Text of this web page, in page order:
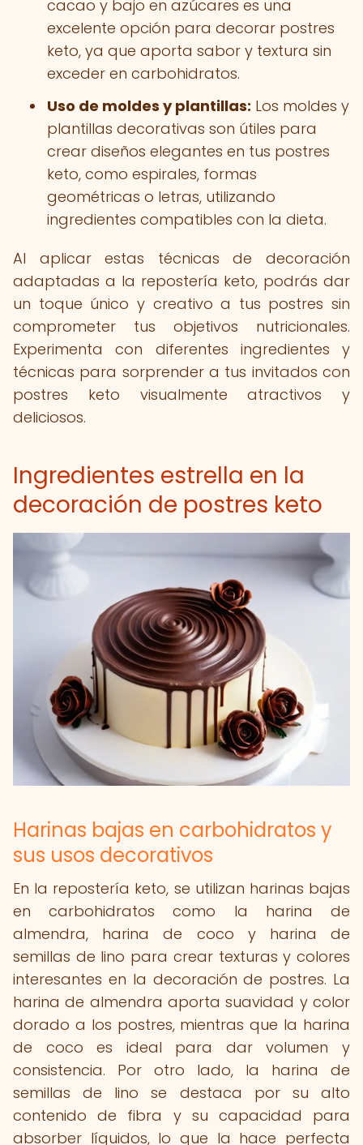
cacao y bajo en azúcares es una
excelente opción para decorar postres
keto, ya que aporta sabor y textura sin
exceder en carbohidratos.
Uso de moldes y plantillas: Los moldes y
plantillas decorativas son útiles para
crear diseños elegantes en tus postres
keto, como espirales, formas
geométricas o letras, utilizando
ingredientes compatibles con la dieta.
Al aplicar estas técnicas de decoración
adaptadas a la repostería keto, podrás dar
un toque único y creativo a tus postres sin
comprometer tus objetivos nutricionales.
Experimenta con diferentes ingredientes y
técnicas para sorprender a tus invitados con
postres keto visualmente atractivos y
deliciosos.
Ingredientes estrella en la
decoración de postres keto
Harinas bajas en carbohidratos y
sus usos decorativos
En la repostería keto, se utilizan harinas bajas
en carbohidratos como la harina de
almendra, harina de coco y harina de
semillas de lino para crear texturas y colores
interesantes en la decoración de postres. La
harina de almendra aporta suavidad y color
dorado a los postres, mientras que la harina
de coco es ideal para dar volumen y
consistencia. Por otro lado, la harina de
semillas de lino se destaca por su alto
contenido de fibra y su capacidad para
absorber líquidos, lo que la hace perfecta